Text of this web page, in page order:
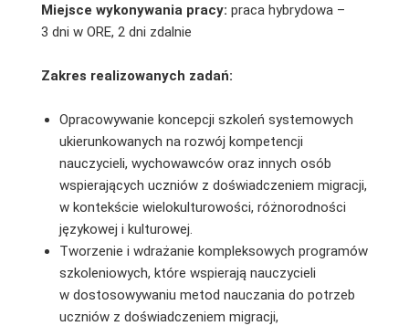
Miejsce wykonywania pracy: praca hybrydowa –
3 dni w ORE, 2 dni zdalnie
Zakres realizowanych zadań:
Opracowywanie koncepcji szkoleń systemowych
ukierunkowanych na rozwój kompetencji
nauczycieli, wychowawców oraz innych osób
wspierających uczniów z doświadczeniem migracji,
w kontekście wielokulturowości, różnorodności
językowej i kulturowej.
Tworzenie i wdrażanie kompleksowych programów
szkoleniowych, które wspierają nauczycieli
w dostosowywaniu metod nauczania do potrzeb
uczniów z doświadczeniem migracji,